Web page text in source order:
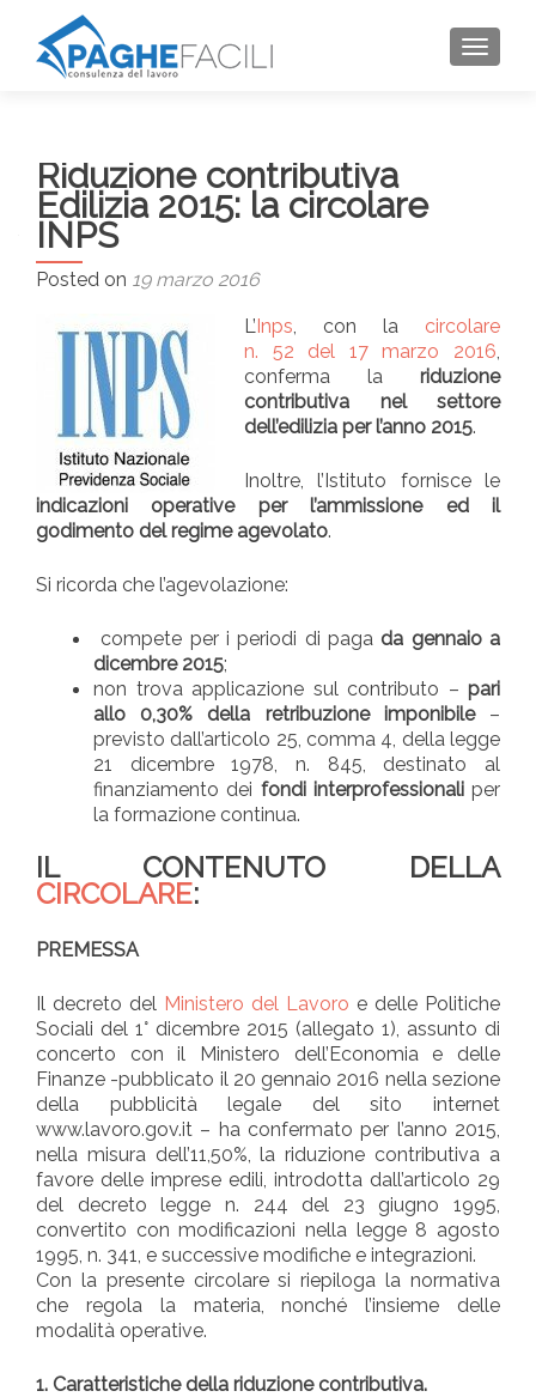
Riduzione contributiva
Edilizia 2015: la circolare
INPS
Posted on 19 marzo 2016
L’Inps, con la circolare
n. 52 del 17 marzo 2016,
conferma la riduzione
contributiva nel settore
dell’edilizia per l’anno 2015.
Inoltre, l’Istituto fornisce le
indicazioni operative per l’ammissione ed il
godimento del regime agevolato.
Si ricorda che l’agevolazione:
compete per i periodi di paga da gennaio a
dicembre 2015;
non trova applicazione sul contributo – pari
allo 0,30% della retribuzione imponibile–
previsto dall’articolo 25, comma 4, della legge
21 dicembre 1978, n. 845, destinato al
finanziamento dei fondi interprofessionaliper
la formazione continua.
IL CONTENUTO DELLA
CIRCOLARE:
PREMESSA
Il decreto del Ministero del Lavoro e delle Politiche
Sociali del 1° dicembre 2015 (allegato 1), assunto di
concerto con il Ministero dell’Economia e delle
Finanze -pubblicato il 20 gennaio 2016 nella sezione
della pubblicità legale del sito internet
www.lavoro.gov.it – ha confermato per l’anno 2015,
nella misura dell’11,50%, la riduzione contributiva a
favore delle imprese edili, introdotta dall’articolo 29
del decreto legge n. 244 del 23 giugno 1995,
convertito con modificazioni nella legge 8 agosto
1995, n. 341, e successive modifiche e integrazioni.
Con la presente circolare si riepiloga la normativa
che regola la materia, nonché l’insieme delle
modalità operative.
1. Caratteristiche della riduzione contributiva.